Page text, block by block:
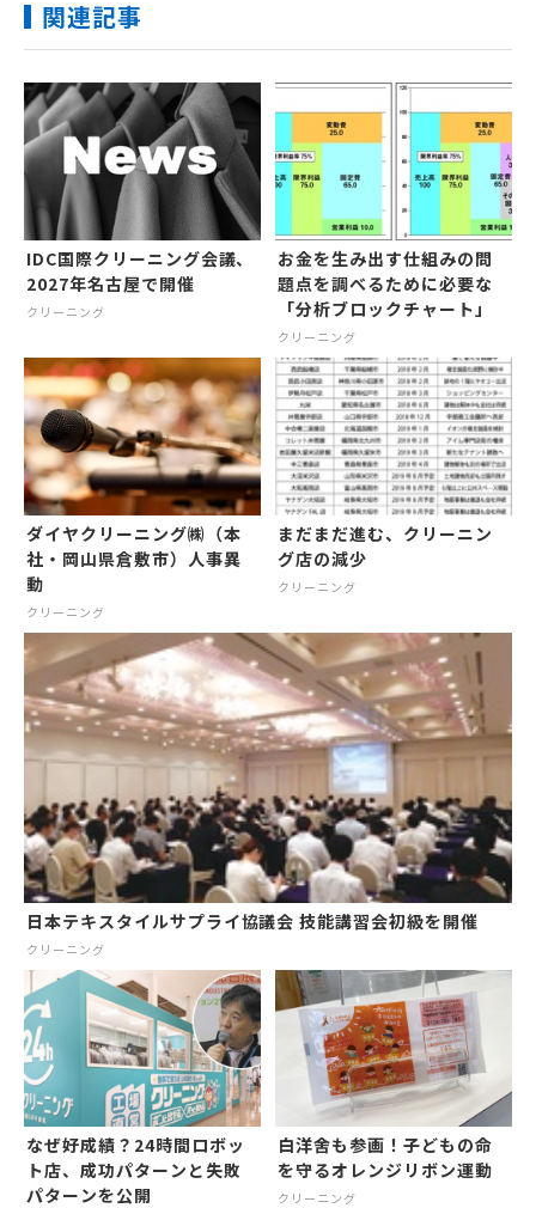
関連記事
IDC国際クリーニング会議、
2027年名古屋で開催
クリーニング
お金を生み出す仕組みの問
題点を調べるために必要な
「分析ブロックチャート」
クリーニング
ダイヤクリーニング㈱（本
社・岡山県倉敷市）人事異
動
クリーニング
まだまだ進む、クリーニン
グ店の減少
クリーニング
日本テキスタイルサプライ協議会 技能講習会初級を開催
クリーニング
なぜ好成績？24時間ロボッ
ト店、成功パターンと失敗
パターンを公開
白洋舍も参画！子どもの命
を守るオレンジリボン運動
クリーニング